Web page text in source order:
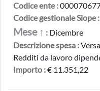
Codice ente :
Codice gestionale Siope :
Mese ↑ : Dicembre
Descrizione spesa :
Redditi da lavoro
Importo :€ 11.351,22